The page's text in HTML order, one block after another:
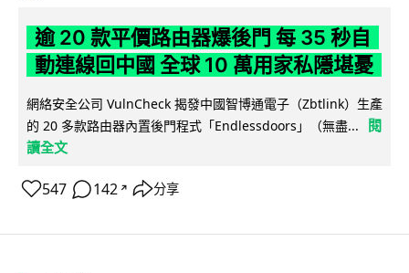
逾 20 款平價路由器爆後門 每 35 秒自
動連線回中國 全球 10 萬用家私隱堪憂
網絡安全公司 VulnCheck 揭發中國智博通電子（Zbtlink）生產
的 20 多款路由器內置後門程式「Endlessdoors」（無盡...
閱
讀全文
547 142 ↗ 分享